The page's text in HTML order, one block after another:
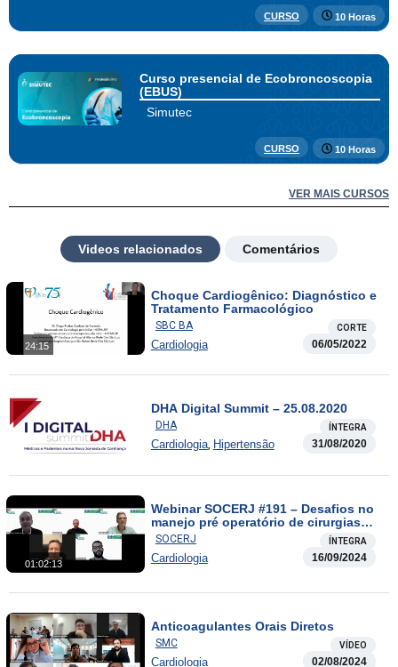
CURSO 10 Horas
Curso presencial de Ecobroncoscopia
(EBUS)
Simutec
CURSO 10 Horas
VER MAIS CURSOS
Videos relacionados Comentários
24:15
Choque Cardiogênico: Diagnóstico e
Tratamento Farmacológico
SBC BA CORTE
Cardiologia 06/05/2022
DHA Digital Summit – 25.08.2020
DHA ÍNTEGRA
Cardiologia, Hipertensão 31/08/2020
01:02:13
Webinar SOCERJ #191 – Desafios no
manejo pré operatório de cirurgias
não cardíacas
SOCERJ ÍNTEGRA
Cardiologia 16/09/2024
Anticoagulantes Orais Diretos
SMC VÍDEO
Cardiologia 02/08/2024